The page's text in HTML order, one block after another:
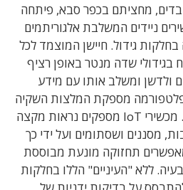
שמעסיקה כ-200 עובדים, מחציתם בכפר סבא, פיתחה
ניידים המשלבת אלגוריתמים
בחלקות גידול. חיישן המוצמד לכל
שדה מנטר באופן רציף
ומשלב אותו עם מידע
מספקת המלצות השקיה
ודישון מדויקות בזמן אמת. מכשירי IoT מספקים נראות מקצה
מסננים ושסתומים ועל ידי כך
תחזוקה מונעת מבוססת
ללא "העיניים" הללו בחלקות